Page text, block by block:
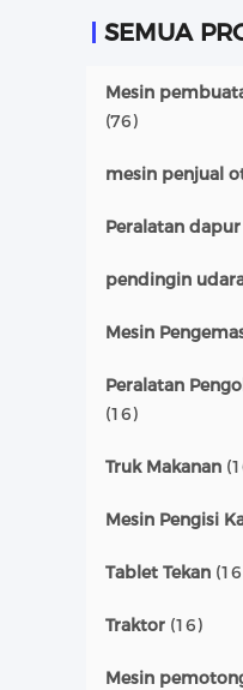
SEMUA
Mesin
(76)
mesin penjual
Peralatan dapur
pendingin
Mesin
Peralatan
(16)
Truk Makanan
Mesin Pengisi
Tablet Tekan
Traktor (16)
Mesin